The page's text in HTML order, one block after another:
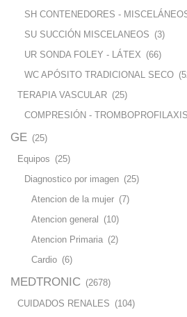
SH CONTENEDORES -
SU SUCCIÓN MISCELANEOS (3)
UR SONDA FOLEY - LÁTEX (66)
WC APÓSITO TRADICIONAL SECO
TERAPIA VASCULAR (25)
COMPRESIÓN - TROMBOPROFILAXIS
GE (25)
Equipos (25)
Diagnostico por imagen (25)
Atencion de la mujer (7)
Atencion general (10)
Atencion Primaria (2)
Cardio (6)
MEDTRONIC (2678)
CUIDADOS RENALES (104)